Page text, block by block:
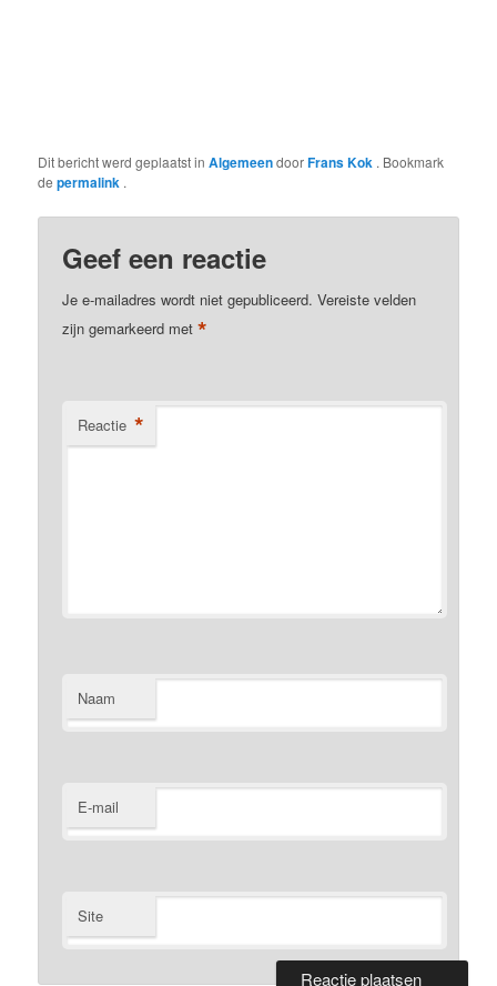
Dit bericht werd geplaatst inAlgemeendoorFrans Kok . Bookmark
depermalink .
Geef een reactie
Je e-mailadres wordt niet gepubliceerd. Vereiste velden
zijn gemarkeerd met*
Reactie *
Naam
E-mail
Site